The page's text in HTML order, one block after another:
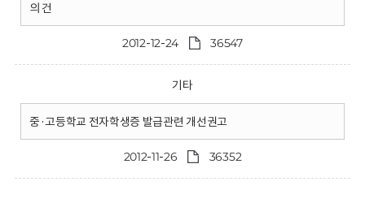
의 건
2012-12-24 36547
기타
중·고등학교 전자학생증 발급관련 개선권고
2012-11-26 36352